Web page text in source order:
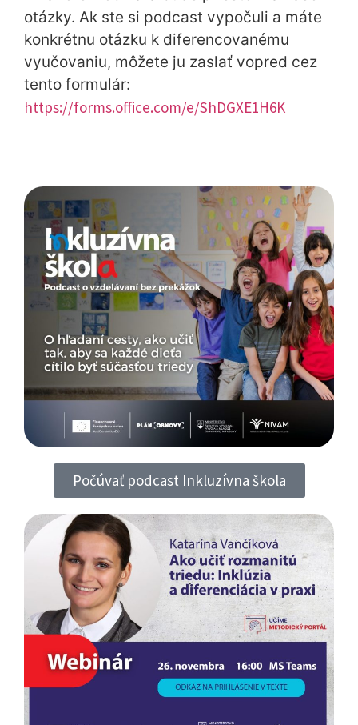
otázky. Ak ste si podcast vypočuli a máte
konkrétnu otázku k diferencovanému
vyučovaniu, môžete ju zaslať vopred cez
tento formulár:
https://forms.office.com/e/ShDGXE1H6K
Počúvať podcast Inkluzívna škola